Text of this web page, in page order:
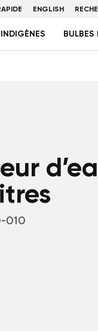
ENGLISH
INDIGÈNES BULBES
010